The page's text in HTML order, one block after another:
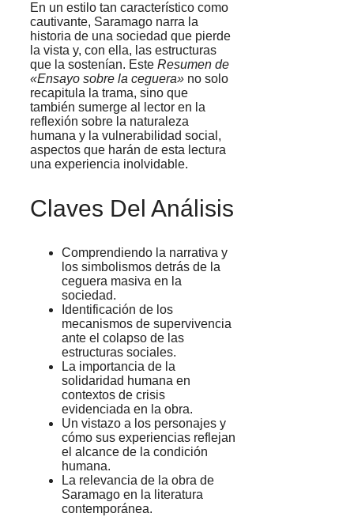
En un estilo tan característico como
cautivante, Saramago narra la
historia de una sociedad que pierde
la vista y, con ella, las estructuras
que la sostenían. Este Resumen de
«Ensayo sobre la ceguera» no solo
recapitula la trama, sino que
también sumerge al lector en la
reflexión sobre la naturaleza
humana y la vulnerabilidad social,
aspectos que harán de esta lectura
una experiencia inolvidable.
Claves Del Análisis
Comprendiendo la narrativa y
los simbolismos detrás de la
ceguera masiva en la
sociedad.
Identificación de los
mecanismos de supervivencia
ante el colapso de las
estructuras sociales.
La importancia de la
solidaridad humana en
contextos de crisis
evidenciada en la obra.
Un vistazo a los personajes y
cómo sus experiencias reflejan
el alcance de la condición
humana.
La relevancia de la obra de
Saramago en la literatura
contemporánea.